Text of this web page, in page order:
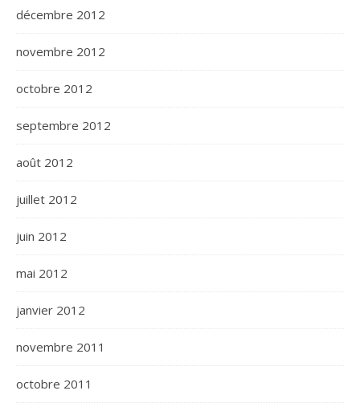
décembre 2012
novembre 2012
octobre 2012
septembre 2012
août 2012
juillet 2012
juin 2012
mai 2012
janvier 2012
novembre 2011
octobre 2011